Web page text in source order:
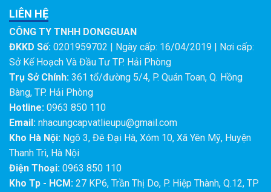
LIÊN HỆ
CÔNG TY TNHH DONGGUAN
ĐKKD Số: 0201959702 | Ngày cấp: 16/04/2019 | Nơi cấp:
Sở Kế Hoạch Và Đầu Tư TP. Hải Phòng
Trụ Sở Chính: 361 tổ/đường 5/4, P. Quán Toan, Q. Hồng
Bàng, TP. Hải Phòng
Hotline: 0963 850 110
Email: nhacungcapvatlieupu@gmail.com
Kho Hà Nội: Ngõ 3, Đê Đại Hà, Xóm 10, Xã Yên Mỹ, Huyện
Thanh Trì, Hà Nội
Điện Thoại: 0963 850 110
Kho Tp - HCM: 27 KP6, Trần Thị Do, P. Hiệp Thành, Q.12, TP